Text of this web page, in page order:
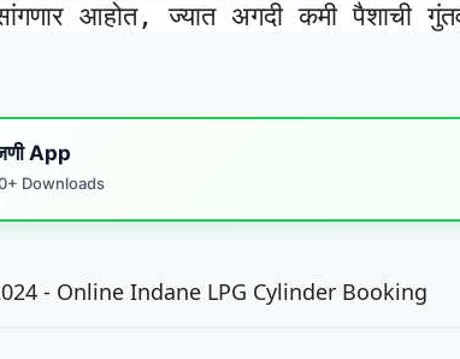
सांगणार आहोत, ज्यात अगदी कमी पैशाची
App
Downloads
- Online Indane LPG Cylinder Booking